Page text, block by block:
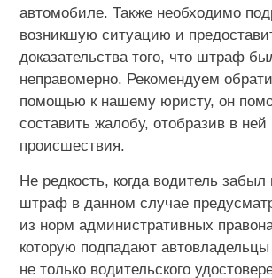
автомобиле. Также необходимо
возникшую ситуацию и
доказательства того, что штраф
неправомерно. Рекомендуем
помощью к нашему юристу, он
составить жалобу, отобразив в
происшествия.
Не редкость, когда водитель
штраф в данном случае
из норм административных
которую подпадают
не только водительского